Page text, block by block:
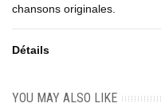
chansons originales.
Détails
YOU MAY ALSO LIKE